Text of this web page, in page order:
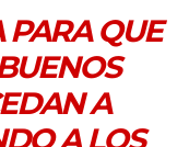
PARA QUE
A